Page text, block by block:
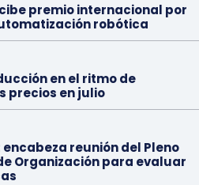
premio internacional por
robótica
en el ritmo de
precios en julio
encabeza reunión del Pleno
Organización para evaluar